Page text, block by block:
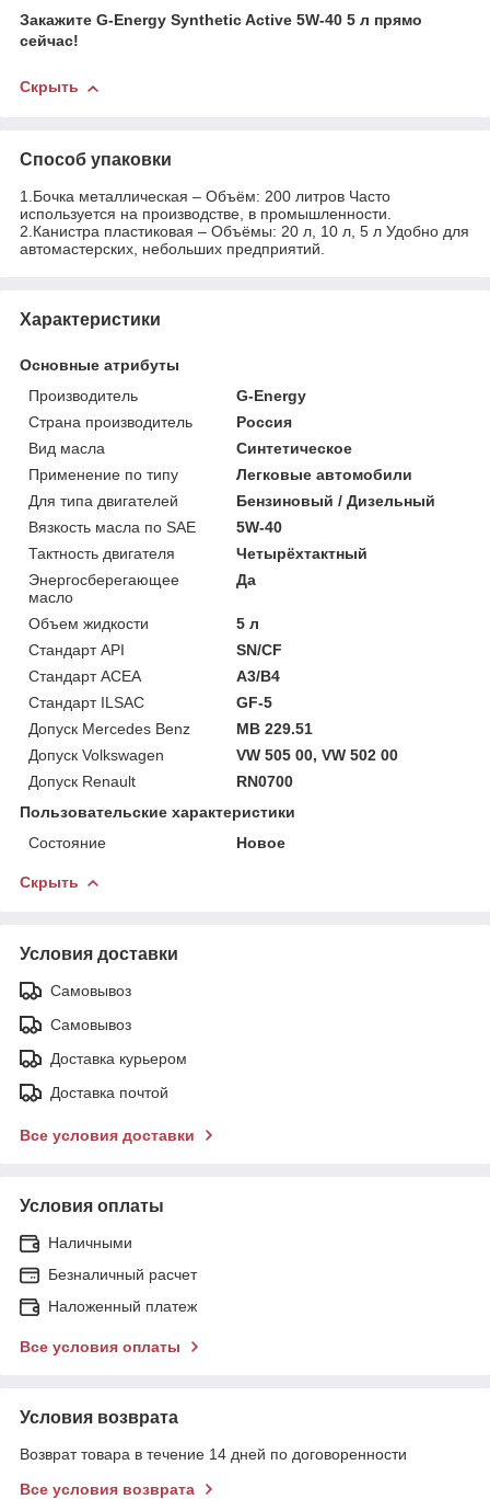
Закажите G-Energy Synthetic Active 5W-40 5 л прямо
сейчас!
Скрыть
Способ упаковки
1.Бочка металлическая – Объём: 200 литров Часто
используется на производстве, в промышленности.
2.Канистра пластиковая – Объёмы: 20 л, 10 л, 5 л Удобно для
автомастерских, небольших предприятий.
Характеристики
Основные атрибуты
Производитель
G-Energy
Страна производитель
Россия
Вид масла
Синтетическое
Применение по типу
Легковые автомобили
Для типа двигателей
Бензиновый / Дизельный
Вязкость масла по SAE
5W-40
Тактность двигателя
Четырёхтактный
Энергосберегающее
масло
Да
Объем жидкости
5 л
Стандарт API
SN/CF
Стандарт ACEA
A3/B4
Стандарт ILSAC
GF-5
Допуск Mercedes Benz
MB 229.51
Допуск Volkswagen
VW 505 00, VW 502 00
Допуск Renault
RN0700
Пользовательские характеристики
Состояние
Новое
Скрыть
Условия доставки
Самовывоз
Самовывоз
Доставка курьером
Доставка почтой
Все условия доставки
Условия оплаты
Наличными
Безналичный расчет
Наложенный платеж
Все условия оплаты
Условия возврата
Возврат товара в течение 14 дней по договоренности
Все условия возврата